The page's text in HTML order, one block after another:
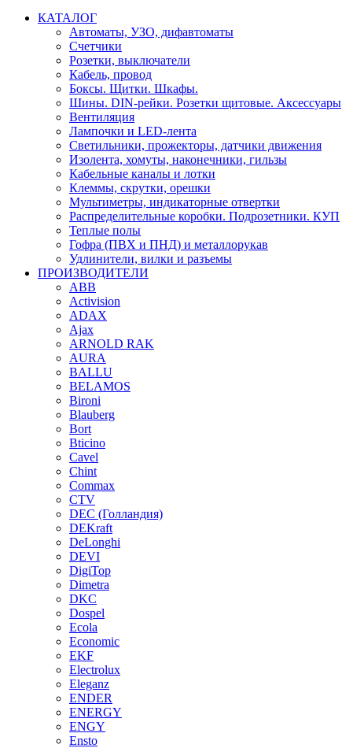
КАТАЛОГ
Автоматы, УЗО, дифавтоматы
Счетчики
Розетки, выключатели
Кабель, провод
Боксы. Щитки. Шкафы.
Шины. DIN-рейки. Розетки щитовые. Аксессуары
Вентиляция
Лампочки и LED-лента
Светильники, прожекторы, датчики движения
Изолента, хомуты, наконечники, гильзы
Кабельные каналы и лотки
Клеммы, скрутки, орешки
Мультиметры, индикаторные отвертки
Распределительные коробки. Подрозетники. КУП
Теплые полы
Гофра (ПВХ и ПНД) и металлорукав
Удлинители, вилки и разъемы
ПРОИЗВОДИТЕЛИ
ABB
Activision
ADAX
Ajax
ARNOLD RAK
AURA
BALLU
BELAMOS
Bironi
Blauberg
Bort
Bticino
Cavel
Chint
Commax
CTV
DEC (Голландия)
DEKraft
DeLonghi
DEVI
DigiTop
Dimetra
DKC
Dospel
Ecola
Economic
EKF
Electrolux
Eleganz
ENDER
ENERGY
ENGY
Ensto